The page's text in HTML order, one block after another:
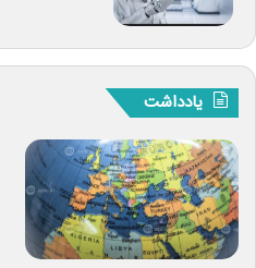
یادداشت